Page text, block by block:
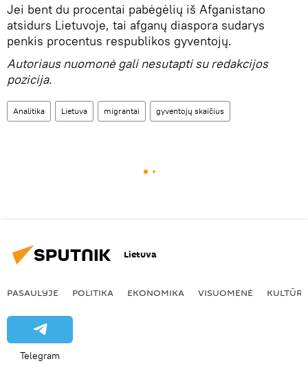
Jei bent du procentai pabėgėlių iš Afganistano
atsidurs Lietuvoje, tai afganų diaspora sudarys
penkis procentus respublikos gyventojų.
Autoriaus nuomonė gali nesutapti su redakcijos
pozicija.
Analitika Lietuva migrantai gyventojų skaičius
Lietuva
PASAULYJE POLITIKA EKONOMIKA VISUOMENĖ KULTŪRA
Telegram